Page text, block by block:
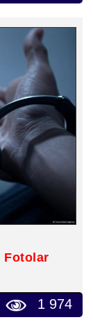
Fotolar
1 974